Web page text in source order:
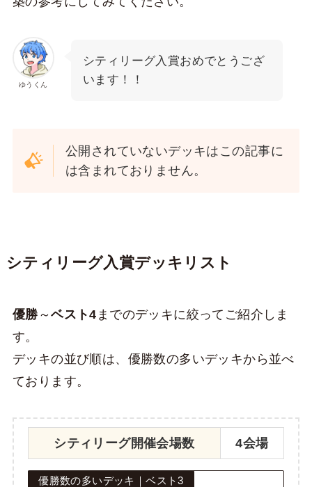
ゆうくん
シティリーグ入賞おめでとうござ
います！！
公開されていないデッキはこの記事に
は含まれておりません。
シティリーグ入賞デッキリスト
優勝 ～ベスト4 までのデッキに絞ってご紹介しま
す。
デッキの並び順は、優勝数の多いデッキから並べ
ております。
シティリーグ開催会場数 4会場
優勝数の多いデッキ｜ベスト3